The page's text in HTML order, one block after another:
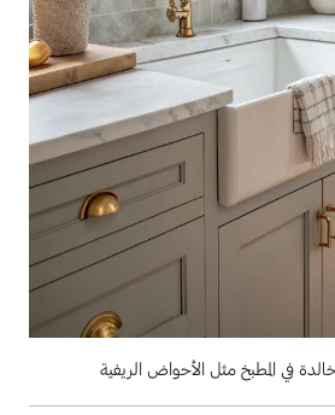
في المطبخ مثل الأحواض الريفية